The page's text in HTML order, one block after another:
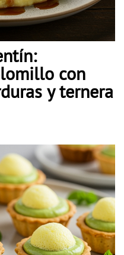
con
y ternera